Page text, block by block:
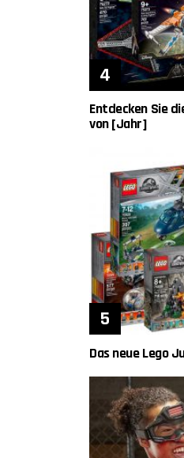
Entdecken Sie
von [Jahr]
Das neue Lego